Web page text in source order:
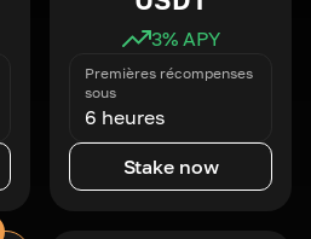
3% APY
Premières récompenses
sous
6 heures
Stake now